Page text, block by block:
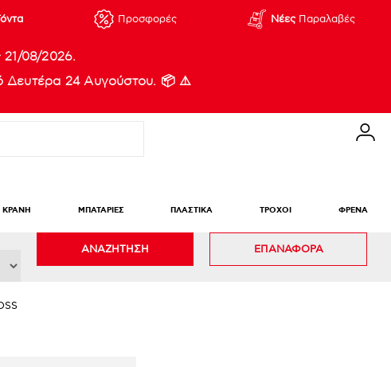
Προσφορές ΝέεςΠαραλαβές
21/08/2026.
Δευτέρα 24 Αυγούστου. 📦 ⚠️
ΚΡΑΝΗ ΜΠΑΤΑΡΙΕΣ ΠΛΑΣΤΙΚΑ ΤΡΟΧΟΙ ΦΡΕΝΑ
ΑΝΑΖΗΤΗΣΗ ΕΠΑΝΑΦΟΡΑ